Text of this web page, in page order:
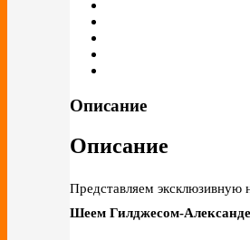
Описание
Описание
Представляем эксклюзивную
Шеем Гилджесом-